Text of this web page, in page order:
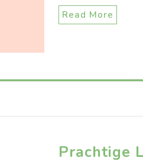
Read More
Prachtige